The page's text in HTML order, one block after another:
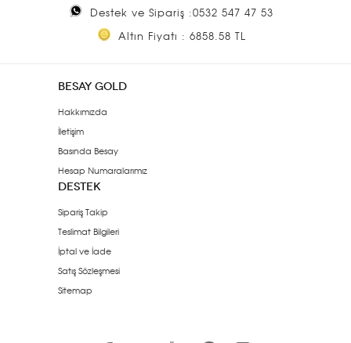
Destek ve Sipariş :0532 547 47 53
Altın Fiyatı : 6858.58 TL
BESAY GOLD
Hakkımızda
İletişim
Basında Besay
Hesap Numaralarımız
DESTEK
Sipariş Takip
Teslimat Bilgileri
İptal ve İade
Satış Sözleşmesi
Sitemap